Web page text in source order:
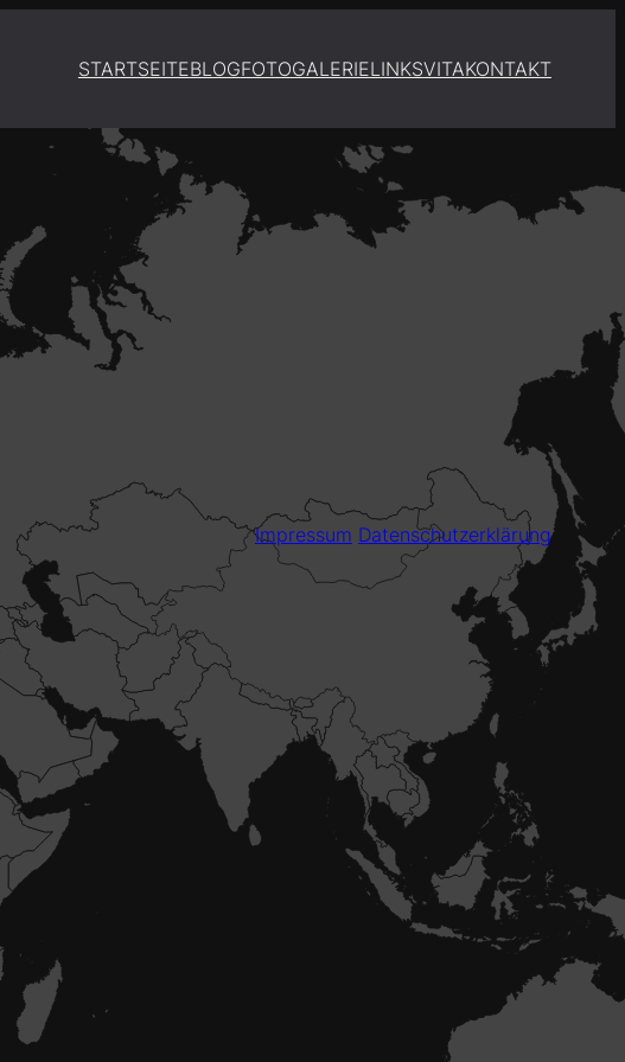
STARTSEITEBLOGFOTOGALERIELINKSVITAKONTAKT
Impressum Datenschutzerklärung